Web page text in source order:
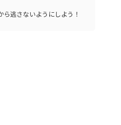
ら逃さないようにしよう！